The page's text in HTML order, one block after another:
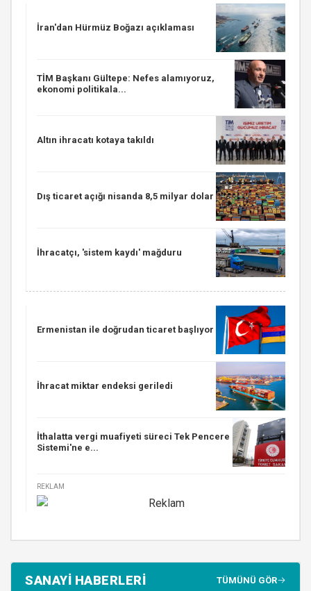
İran'dan Hürmüz Boğazı açıklaması
TİM Başkanı Gültepe: Nefes alamıyoruz,
ekonomi politikala...
Altın ihracatı kotaya takıldı
Dış ticaret açığı nisanda 8,5 milyar dolar
İhracatçı, 'sistem kaydı' mağduru
Ermenistan ile doğrudan ticaret başlıyor
İhracat miktar endeksi geriledi
İthalatta vergi muafiyeti süreci Tek Pencere
Sistemi'ne e...
REKLAM
SANAYİ HABERLERİ TÜMÜNÜ GÖR